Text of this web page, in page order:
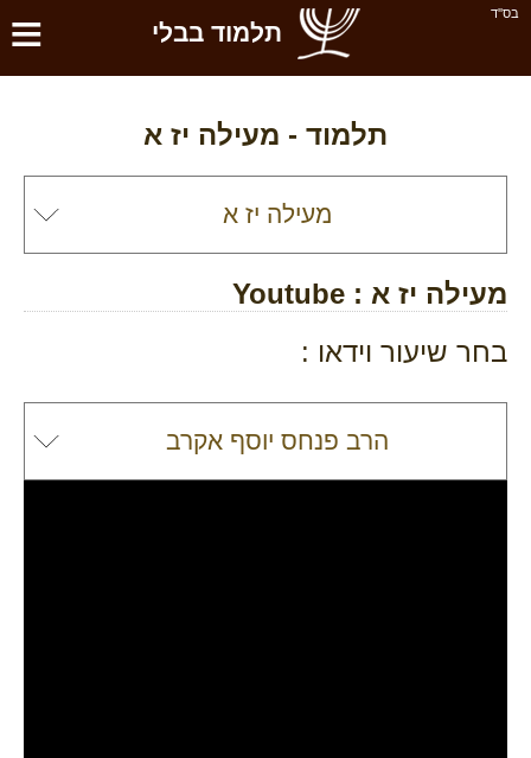
בס''ד ≡ תלמוד בבלי
תלמוד - מעילה יז א
מעילה יז א : Youtube
בחר שיעור וידאו :